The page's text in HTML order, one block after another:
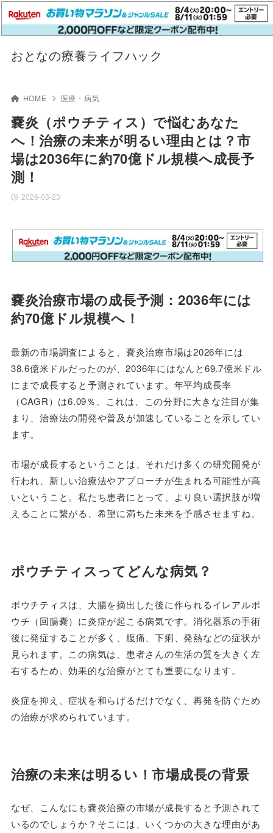
おとなの療養ライフハック
HOME 医療・病気
嚢炎（ポウチティス）で悩むあなた
へ！治療の未来が明るい理由とは？市
場は2036年に約70億ドル規模へ成長予
測！
2026-03-23
嚢炎治療市場の成長予測：2036年には
約70億ドル規模へ！
最新の市場調査によると、嚢炎治療市場は2026年には
38.6億米ドルだったのが、2036年にはなんと69.7億米ドル
にまで成長すると予測されています。年平均成長率
（CAGR）は6.09％。これは、この分野に大きな注目が集
まり、治療法の開発や普及が加速していることを示してい
ます。
市場が成長するということは、それだけ多くの研究開発が
行われ、新しい治療法やアプローチが生まれる可能性が高
いということ。私たち患者にとって、より良い選択肢が増
えることに繋がる、希望に満ちた未来を予感させますね。
ポウチティスってどんな病気？
ポウチティスは、大腸を摘出した後に作られるイレアルポ
ウチ（回腸嚢）に炎症が起こる病気です。消化器系の手術
後に発症することが多く、腹痛、下痢、発熱などの症状が
見られます。この病気は、患者さんの生活の質を大きく左
右するため、効果的な治療がとても重要になります。
炎症を抑え、症状を和らげるだけでなく、再発を防ぐため
の治療が求められています。
治療の未来は明るい！市場成長の背景
なぜ、こんなにも嚢炎治療の市場が成長すると予測されて
いるのでしょうか？そこには、いくつかの大きな理由があ